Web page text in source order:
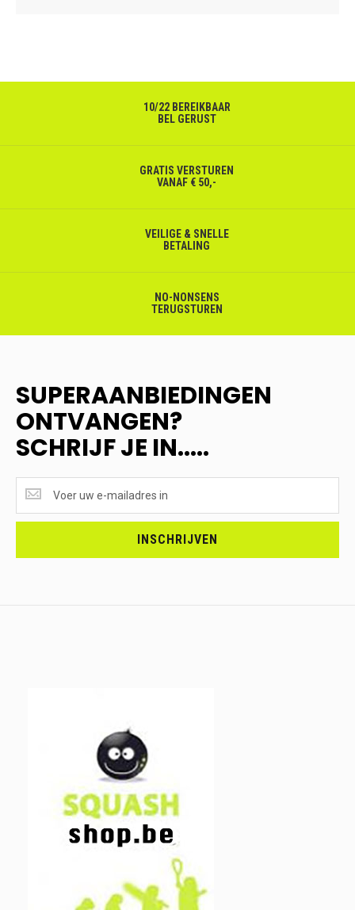
10/22 BEREIKBAAR
BEL GERUST
GRATIS VERSTUREN
VANAF € 50,-
VEILIGE & SNELLE
BETALING
NO-NONSENS
TERUGSTUREN
SUPERAANBIEDINGEN
ONTVANGEN?
SCHRIJF JE IN.....
ONTVANGEN?
<br>SCHRIJF
INSCHRIJVEN